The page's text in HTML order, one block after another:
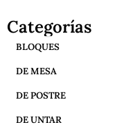
Categorías
BLOQUES
DE MESA
DE POSTRE
DE UNTAR